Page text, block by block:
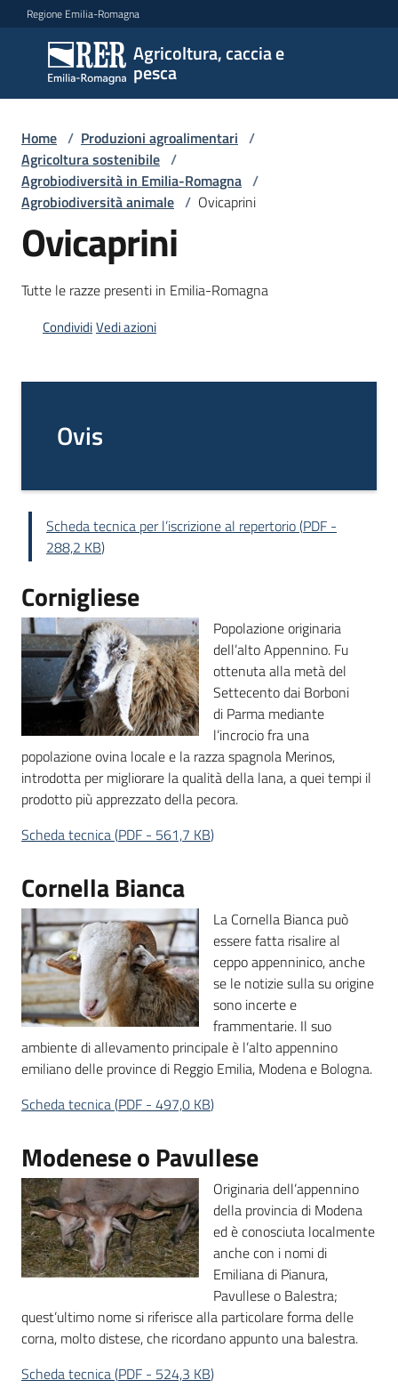
Vai al contenuto
Vai alla navigazione
Vai al footer
Regione Emilia-Romagna
Agricoltura, caccia e
pesca
Agricoltura,
caccia e
pesca
Argomenti
Novità
Servizi
Agricoltura
in
cifre
Seguici
su
Home / Produzioni agroalimentari /
Agricoltura sostenibile /
Agrobiodiversità in Emilia-Romagna /
Agrobiodiversità animale / Ovicaprini
Ovicaprini
Tutte le razze presenti in Emilia-Romagna
CondividiVedi azioni
Ovis
Scheda tecnica per l’iscrizione al repertorio(PDF -
288,2 KB)
Cornigliese
Popolazione originaria
dell’alto Appennino. Fu
ottenuta alla metà del
Settecento dai Borboni
di Parma mediante
l’incrocio fra una
popolazione ovina locale e la razza spagnola Merinos,
introdotta per migliorare la qualità della lana, a quei tempi il
prodotto più apprezzato della pecora.
Scheda tecnica(PDF - 561,7 KB)
Cornella Bianca
La Cornella Bianca può
essere fatta risalire al
ceppo appenninico, anche
se le notizie sulla su origine
sono incerte e
frammentarie. Il suo
ambiente di allevamento principale è l’alto appennino
emiliano delle province di Reggio Emilia, Modena e Bologna.
Scheda tecnica(PDF - 497,0 KB)
Modenese o Pavullese
Originaria dell’appennino
della provincia di Modena
ed è conosciuta localmente
anche con i nomi di
Emiliana di Pianura,
Pavullese o Balestra;
quest’ultimo nome si riferisce alla particolare forma delle
corna, molto distese, che ricordano appunto una balestra.
Scheda tecnica(PDF - 524,3 KB)